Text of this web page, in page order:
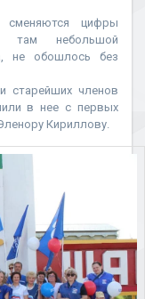
сменяются цифры
там небольшой
не обошлось без
старейших членов
в нее с первых
Кириллову.